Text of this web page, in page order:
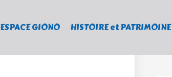
ESPACE GIONO HISTOIRE et PATRIMOINE